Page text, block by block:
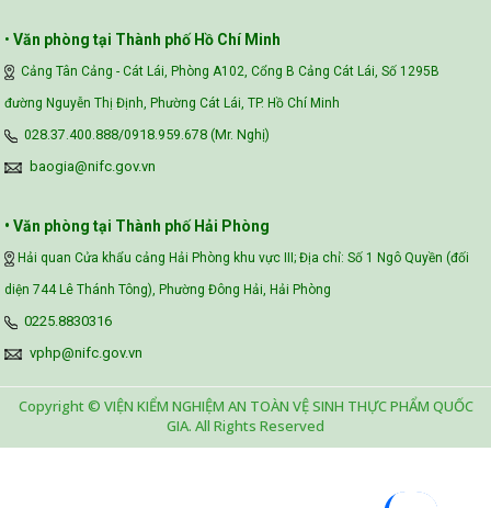
• Văn phòng tại Thành phố Hồ Chí Minh
Cảng Tân Cảng - Cát Lái, Phòng A102, Cổng B Cảng Cát Lái, Số 1295B
đường Nguyễn Thị Định, Phường Cát Lái, TP. Hồ Chí Minh
028.37.400.888/0918.959.678 (Mr. Nghị)
baogia@nifc.gov.vn
• Văn phòng tại Thành phố Hải Phòng
Hải quan Cửa khẩu cảng Hải Phòng khu vực III; Địa chỉ: Số 1 Ngô Quyền (đối
diện 744 Lê Thánh Tông), Phường Đông Hải, Hải Phòng
0225.8830316
vphp@nifc.gov.vn
Copyright © VIỆN KIỂM NGHIỆM AN TOÀN VỆ SINH THỰC PHẨM QUỐC
GIA. All Rights Reserved